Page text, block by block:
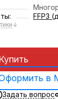
FFP3
↓
в
Задать вопрос